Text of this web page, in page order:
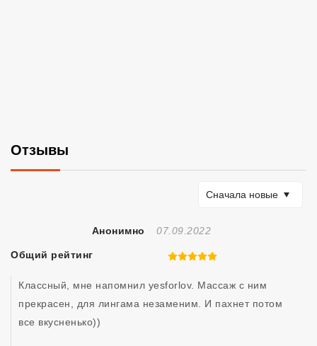
Отзывы
Сортировать по
Сначала новые
Анонимно Отзыв Создан
07.09.2022
Общий рейтинг 5 из 5
Классный, мне напомнил yesforlov. Массаж с ним
прекрасен, для лингама незаменим. И пахнет потом
все вкусненько))